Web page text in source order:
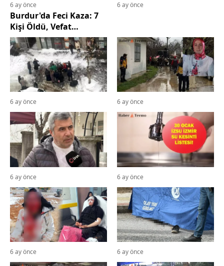
6 ay önce
Burdur'da Feci Kaza: 7
Kişi Öldü, Vefat
Edenlerin Tüm İsimleri.
6 ay önce
6 ay önce 6 ay önce
6 ay önce 6 ay önce
6 ay önce 6 ay önce